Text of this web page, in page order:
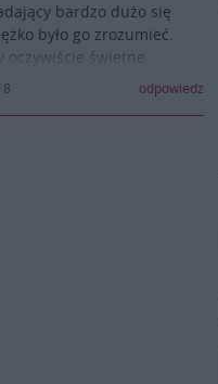
bardzo dużo się
było go zrozumieć.
oczywiście świetne.
Kazimierska super!!!!odpowiedz